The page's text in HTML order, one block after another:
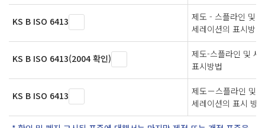
KS B ISO 6413
제도 - 스플라인 및
세레이션의 표시방법
KS B ISO 6413(2004 확인)
제도-스플라인 및 세
표시방법
KS B ISO 6413
제도－스플라인 및
세레이션의 표시 방법